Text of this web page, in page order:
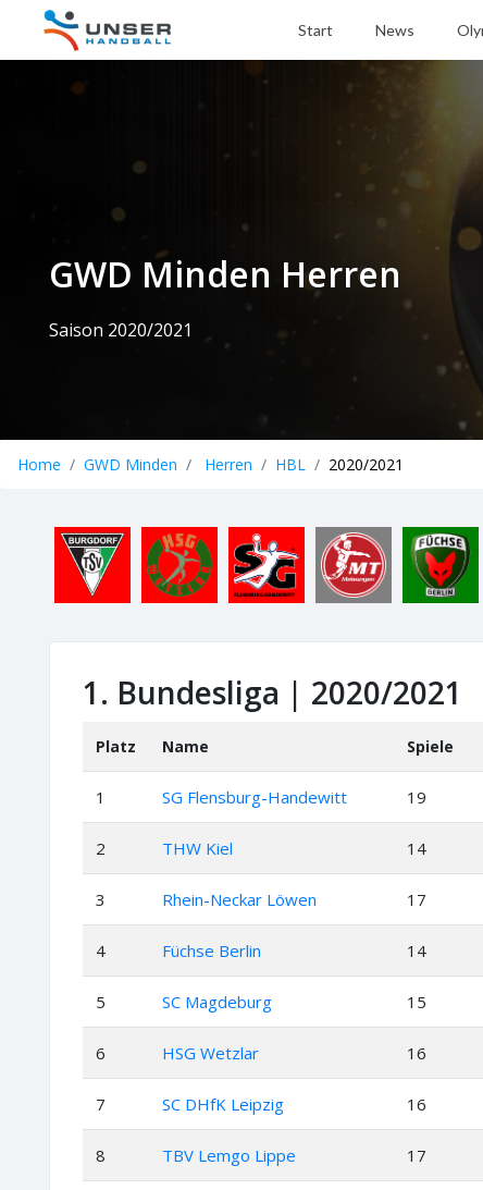
Start News
GWD Minden Herren
Saison 2020/2021
Home GWD Minden Herren HBL 2020/2021
1. Bundesliga | 2020/2021
Platz Name Spiele
1 SG Flensburg-Handewitt 19
2 THW Kiel 14
3 Rhein-Neckar Löwen 17
4 Füchse Berlin 14
5 SC Magdeburg 15
6 HSG Wetzlar 16
7 SC DHfK Leipzig 16
8 TBV Lemgo Lippe 17